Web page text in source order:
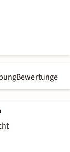
Bewertungen